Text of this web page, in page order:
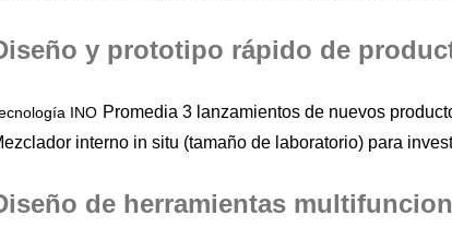
y prototipo rápido de
INO Promedia 3 lanzamientos de nuevos
interno in situ (tamaño de laboratorio) para
de herramientas